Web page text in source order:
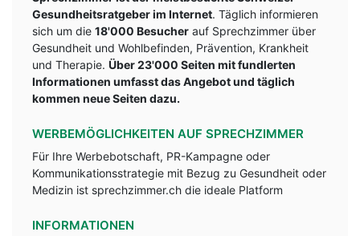
Gesundheitsratgeber im Internet. Täglich informieren
sich um die 18'000 Besucher auf Sprechzimmer über
Gesundheit und Wohlbefinden, Prävention, Krankheit
und Therapie. Über 23'000 Seiten mit fundlerten
Informationen umfasst das Angebot und täglich
kommen neue Seiten dazu.
WERBEMÖGLICHKEITEN AUF SPRECHZIMMER
Für Ihre Werbebotschaft, PR-Kampagne oder
Kommunikationsstrategie mit Bezug zu Gesundheit oder
Medizin ist sprechzimmer.ch die ideale Platform
INFORMATIONEN